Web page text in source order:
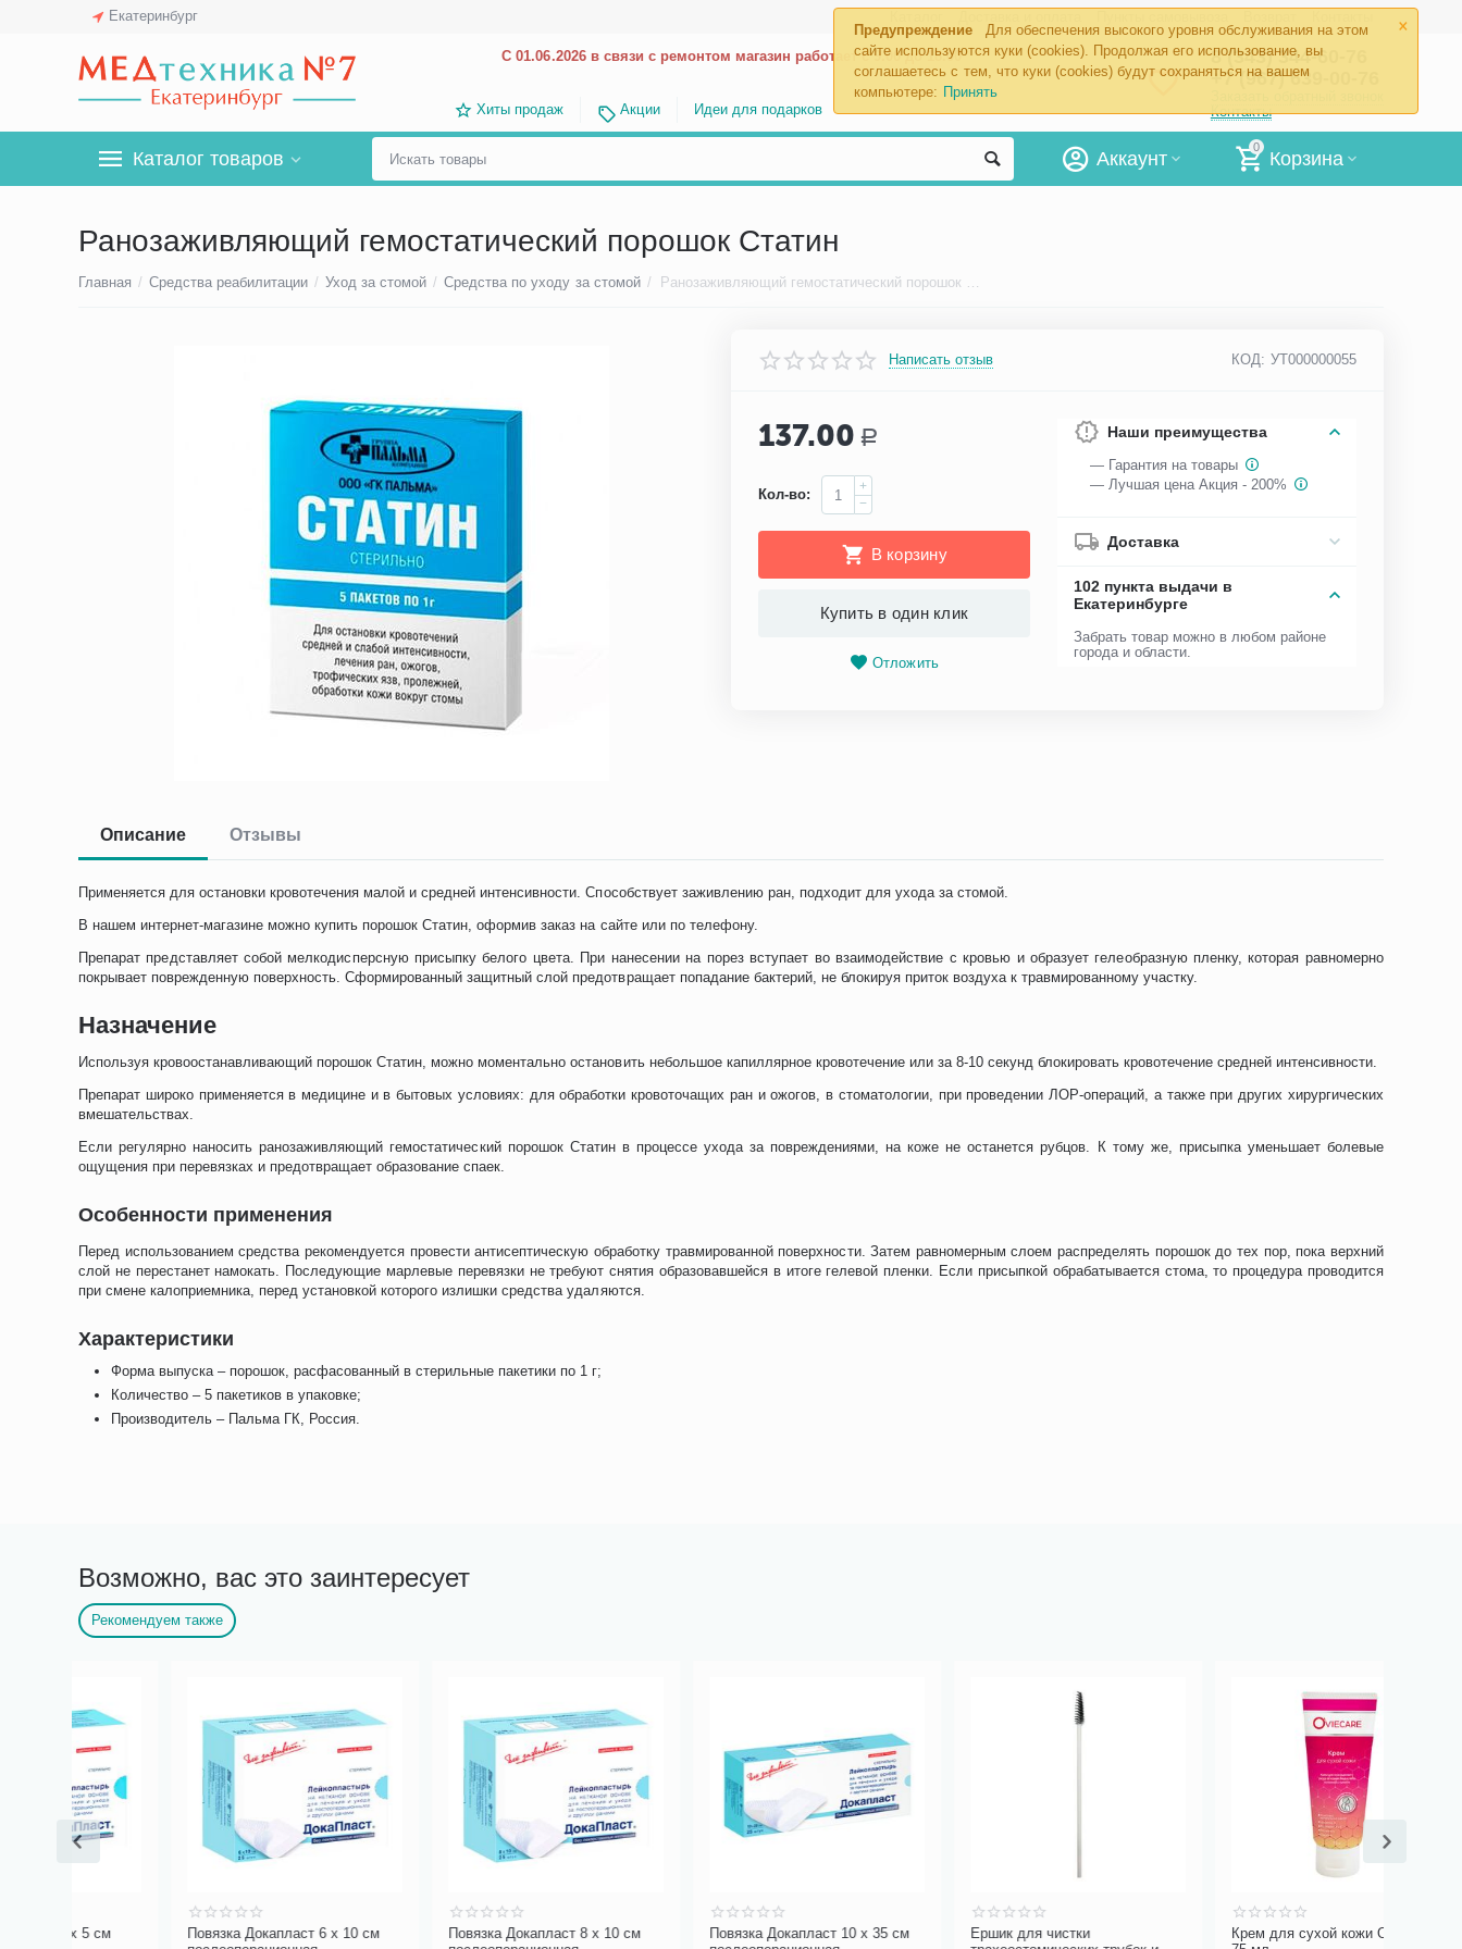
×
Предупреждение
Для обеспечения высокого уровня обслуживания на этом
сайте используются куки (cookies). Продолжая его использование, вы
соглашаетесь с тем, что куки (cookies) будут сохраняться на вашем
компьютере: Принять
Екатеринбург
С 01.06.2026 в связи с ремонтом магазин работает с 9.00 до 18.00
Хиты продаж Акции Идеи для подарков
8 (343) 344-60-76
+7 (967) 639-00-76
Контакты
Каталог товаров
0
Корзина
Аккаунт
Ранозаживляющий гемостатический порошок Статин
Главная / Средства реабилитации / Уход за стомой / Средства по уходу за стомой / Ранозаживляющий гемостатический порошок Статин
Написать отзыв КОД: УТ000000055
137.00 Р
Кол-во:
+
−
В корзину
Купить в один клик
Отложить
Наши преимущества
— Гарантия на товары
— Лучшая цена Акция - 200%
Доставка
102 пункта выдачи в
Екатеринбурге
Забрать товар можно в любом районе
города и области.
Описание Отзывы
Применяется для остановки кровотечения малой и средней интенсивности. Способствует заживлению ран, подходит для ухода за стомой.
В нашем интернет-магазине можно купить порошок Статин, оформив заказ на сайте или по телефону.
Препарат представляет собой мелкодисперсную присыпку белого цвета. При нанесении на порез вступает во взаимодействие с кровью и образует гелеобразную пленку, которая равномерно
покрывает поврежденную поверхность. Сформированный защитный слой предотвращает попадание бактерий, не блокируя приток воздуха к травмированному участку.
Назначение
Используя кровоостанавливающий порошок Статин, можно моментально остановить небольшое капиллярное кровотечение или за 8-10 секунд блокировать кровотечение средней интенсивности.
Препарат широко применяется в медицине и в бытовых условиях: для обработки кровоточащих ран и ожогов, в стоматологии, при проведении ЛОР-операций, а также при других хирургических
вмешательствах.
Если регулярно наносить ранозаживляющий гемостатический порошок Статин в процессе ухода за повреждениями, на коже не останется рубцов. К тому же, присыпка уменьшает болевые
ощущения при перевязках и предотвращает образование спаек.
Особенности применения
Перед использованием средства рекомендуется провести антисептическую обработку травмированной поверхности. Затем равномерным слоем распределять порошок до тех пор, пока верхний
слой не перестанет намокать. Последующие марлевые перевязки не требуют снятия образовавшейся в итоге гелевой пленки. Если присыпкой обрабатывается стома, то процедура проводится
при смене калоприемника, перед установкой которого излишки средства удаляются.
Характеристики
Форма выпуска – порошок, расфасованный в стерильные пакетики по 1 г;
Количество – 5 пакетиков в упаковке;
Производитель – Пальма ГК, Россия.
Возможно, вас это заинтересует
Рекомендуем также
Повязка Докапласт 6 х 10 см
Повязка Докапласт 8 х 10 см
Повязка Докапласт 10 х 35 см
Ершик для чистки
Крем для сухой кожи Oviecare,